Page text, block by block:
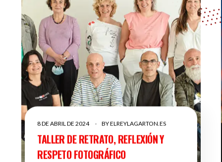
8 DE ABRIL DE 2024 BYELREYLAGARTON.ES
TALLER DE RETRATO, REFLEXIÓN Y
RESPETO FOTOGRÁFICO